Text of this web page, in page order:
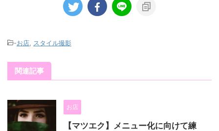
-お店 スタイル撮影
関連記事
お店
【マツエク】メニュー化に向けて練